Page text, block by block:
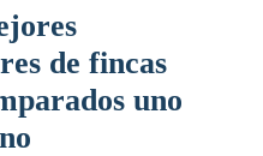
de fincas
uno